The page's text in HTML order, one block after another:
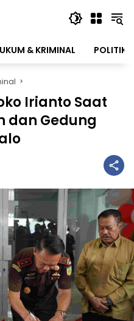
& KRIMINAL POLITIK
Irianto Saat
dan Gedung